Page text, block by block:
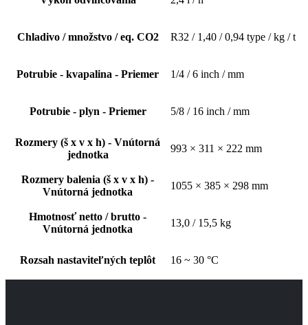
Chladivo / množstvo / eq. CO2 R32 / 1,40 / 0,94 type / kg / t
Potrubie - kvapalina - Priemer 1/4 / 6 inch / mm
Potrubie - plyn - Priemer 5/8 / 16 inch / mm
Rozmery (š x v x h) - Vnútorná
jednotka
993 × 311 × 222 mm
Rozmery balenia (š x v x h) -
Vnútorná jednotka
1055 × 385 × 298 mm
Hmotnosť netto / brutto -
Vnútorná jednotka
13,0 / 15,5 kg
Rozsah nastaviteľných teplôt 16 ~ 30 °C